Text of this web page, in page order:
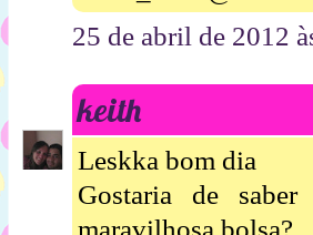
25 de abril de 2012
keith
Leskka bom dia
Gostaria de
maravilhosa bolsa?